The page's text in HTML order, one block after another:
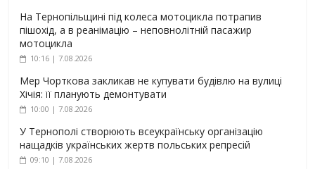
На Тернопільщині під колеса мотоцикла потрапив
пішохід, а в реанімацію – неповнолітній пасажир
мотоцикла
10:16 | 7.08.2026
Мер Чорткова закликав не купувати будівлю на вулиці
Хічія: її планують демонтувати
10:00 | 7.08.2026
У Тернополі створюють всеукраїнську організацію
нащадків українських жертв польських репресій
09:10 | 7.08.2026